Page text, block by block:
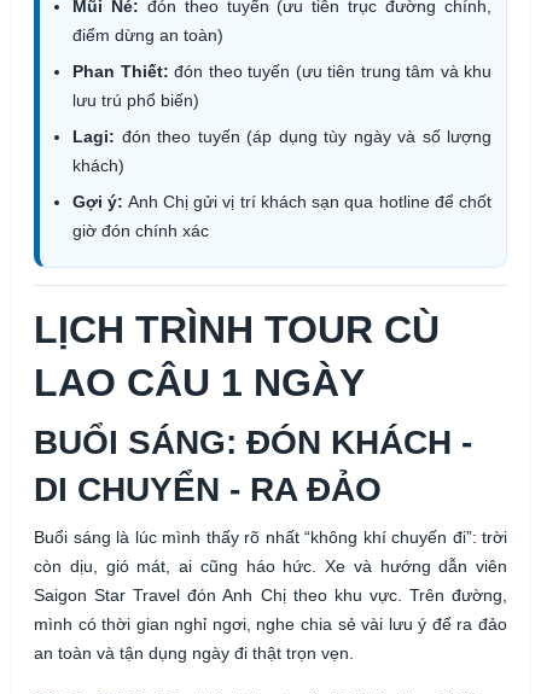
Mũi Né: đón theo tuyến (ưu tiên trục đường chính,
điểm dừng an toàn)
Phan Thiết: đón theo tuyến (ưu tiên trung tâm và khu
lưu trú phổ biến)
Lagi: đón theo tuyến (áp dụng tùy ngày và số lượng
khách)
Gợi ý: Anh Chị gửi vị trí khách sạn qua hotline để chốt
giờ đón chính xác
LỊCH TRÌNH TOUR CÙ
LAO CÂU 1 NGÀY
BUỔI SÁNG: ĐÓN KHÁCH -
DI CHUYỂN - RA ĐẢO
Buổi sáng là lúc mình thấy rõ nhất “không khí chuyến đi”: trời
còn dịu, gió mát, ai cũng háo hức. Xe và hướng dẫn viên
Saigon Star Travel đón Anh Chị theo khu vực. Trên đường,
mình có thời gian nghỉ ngơi, nghe chia sẻ vài lưu ý để ra đảo
an toàn và tận dụng ngày đi thật trọn vẹn.